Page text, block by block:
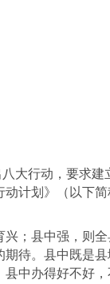
行动，要求建
计划》（以下
县中强，则全
期待。县中既是
县中办得好不好